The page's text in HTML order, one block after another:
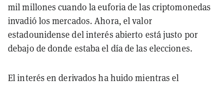
mil millones cuando la euforia de las criptomonedas
invadió los mercados. Ahora, el valor
estadounidense del interés abierto está justo por
debajo de donde estaba el día de las elecciones.
El interés en derivados ha huido mientras el